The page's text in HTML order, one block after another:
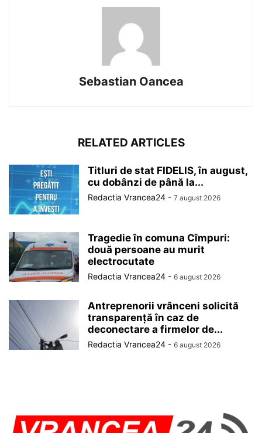
Sebastian Oancea
RELATED ARTICLES
Titluri de stat FIDELIS, în august,
cu dobânzi de până la...
Redactia Vrancea24 - 7 august 2026
Tragedie în comuna Cîmpuri:
două persoane au murit
electrocutate
Redactia Vrancea24 - 6 august 2026
Antreprenorii vrânceni solicită
transparență în caz de
deconectare a firmelor de...
Redactia Vrancea24 - 6 august 2026